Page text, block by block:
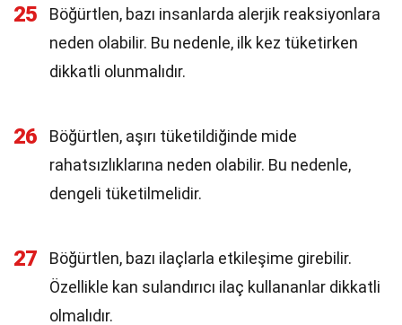
25
Böğürtlen, bazı insanlarda alerjik reaksiyonlara
neden olabilir. Bu nedenle, ilk kez tüketirken
dikkatli olunmalıdır.
26
Böğürtlen, aşırı tüketildiğinde mide
rahatsızlıklarına neden olabilir. Bu nedenle,
dengeli tüketilmelidir.
27
Böğürtlen, bazı ilaçlarla etkileşime girebilir.
Özellikle kan sulandırıcı ilaç kullananlar dikkatli
olmalıdır.